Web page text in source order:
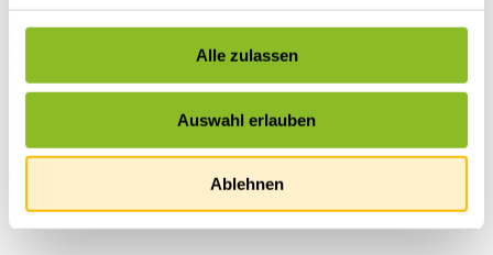
Alle zulassen
Auswahl erlauben
Ablehnen
Erfolgreiche Initiative zur
Begrenzung des
Schwerverkehrs
LKW-Fahrverbote werden so gestaltet, dass für den regional
entstehenden LKW-Verkehr die jeweils kürzesten Verbindungen
von bzw. zur Autobahn benutzt werden können.